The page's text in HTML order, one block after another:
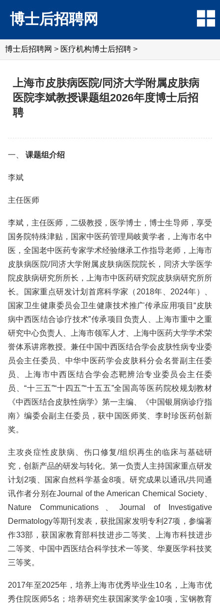
博士后招聘网
博士后招聘网 > 医疗机构博士后招聘 >
上海市皮肤病医院/同济大学附属皮肤病
医院李斌教授课题组2026年度博士后招
聘
一、 课题组介绍
李斌
主任医师
李斌，主任医师，二级教授，医学博士，博士生导师，享受
国务院特殊津贴，国家中医药管理局岐黄学者，上海市名中
医，全国老中医药专家学术经验继承工作指导老师，上海市
皮肤病医院/同济大学附属皮肤病医院院长，同济大学医学
院皮肤病研究所所长，上海市中医药研究院皮肤病研究所所
长。国家重点研发计划首席科学家（2018年、2024年）、
国家卫生健康委员会卫生健康技术推广传承应用项目“皮肤
病中西医结合诊疗技术”传承项目负责人、上海市重中之重
研究中心负责人、上海市领军人才、上海中医药大学学术荣
誉体系讲席教授。兼任中国中西医结合学会皮肤性病专业委
员会主任委员、中华中医药学会皮肤科分会名誉副主任委
员、上海市中西医结合学会态靶辨治专业委员会主任委
员、“十三五”“十四五”“十五五”全国高等医药院校规划教材
《中西医结合皮肤性病学》第一主编、《中国银屑病诊疗指
南》编委会副主任委员，获中国医师奖、李时珍医药创新
奖。
主攻炎症性皮肤病、伤口修复/组织再生的临床与基础研
究，创新产品的研发与转化。第一负责人主持国家重点研发
计划2项、国家自然科学基金8项。研究成果以通讯/共同通
讯作者分别在Journal of the American Chemical Society、
Nature Communications、Journal of Investigative
Dermatology等期刊发表，获批国家发明专利27项，参编著
作33部，获国家教育部科技进步二等奖、上海市科技进步
二等奖、中国中西医结合科学技术一等奖、华夏医学科技奖
三等奖。
2017年至2025年，培养上海市优秀毕业生10名，上海市优
秀住院医师5名；培养研究生获国家奖学金10项，宝钢教育